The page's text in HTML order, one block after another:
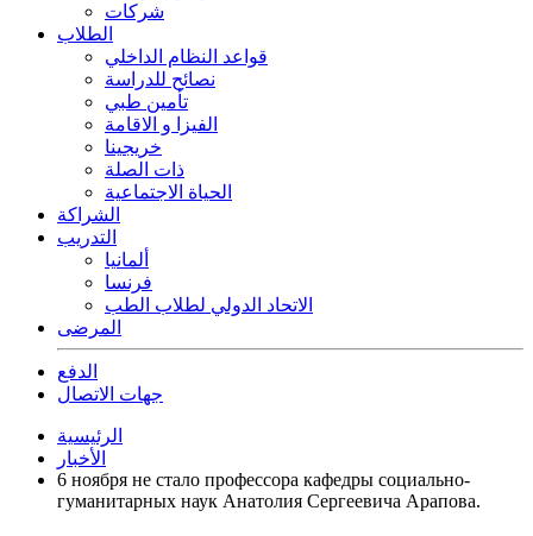
شركات
الطلاب
قواعد النظام الداخلي
نصائح للدراسة
تأمين طبي
الفيزا و الاقامة
خريجينا
ذات الصلة
الحياة الاجتماعية
الشراكة
التدريب
ألمانيا
فرنسا
الاتحاد الدولي لطلاب الطب
المرضى
الدفع
جهات الاتصال
الرئيسية
الأخبار
6 ноября не стало профессора кафедры социально-
гуманитарных наук Анатолия Сергеевича Арапова.